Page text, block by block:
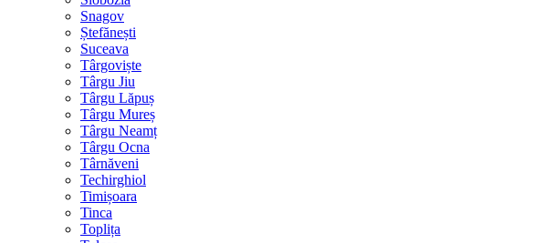
Snagov
Ștefănești
Suceava
Târgoviște
Târgu Jiu
Târgu Lăpuș
Târgu Mureș
Târgu Neamț
Târgu Ocna
Târnăveni
Techirghiol
Timișoara
Tinca
Toplița